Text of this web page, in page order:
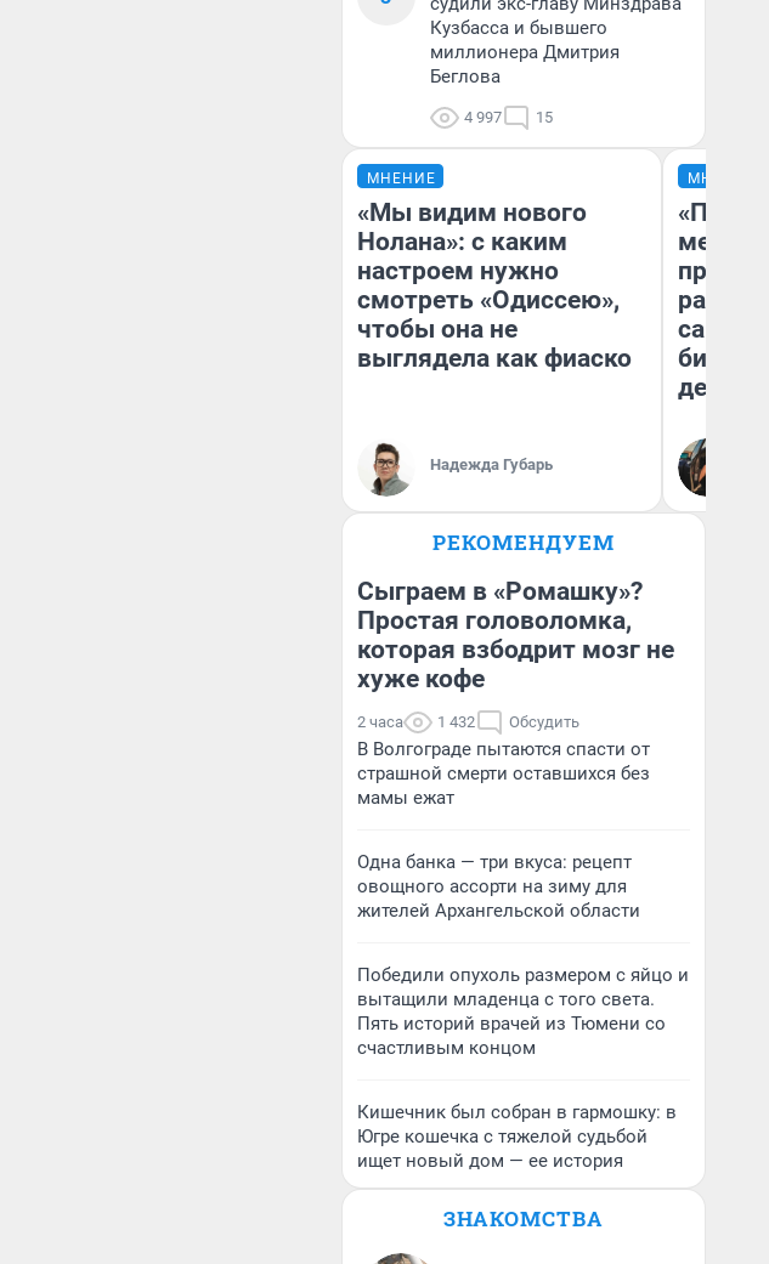
Кузбасса и бывшего
миллионера Дмитрия
Беглова
4 997 15
МНЕНИЕ
«Мы видим нового
Нолана»: с каким
настроем нужно
смотреть «Одиссею»,
чтобы она не
выглядела как фиаско
Надежда Губарь
МНЕНИЕ
самом
РЕКОМЕНДУЕМ
Сыграем в «Ромашку»?
Простая головоломка,
которая взбодрит мозг не
хуже кофе
2 часа 1 432 Обсудить
В Волгограде пытаются спасти от
страшной смерти оставшихся без
мамы ежат
Одна банка — три вкуса: рецепт
овощного ассорти на зиму для
жителей Архангельской области
Победили опухоль размером с яйцо и
вытащили младенца с того света.
Пять историй врачей из Тюмени со
счастливым концом
Кишечник был собран в гармошку: в
Югре кошечка с тяжелой судьбой
ищет новый дом — ее история
ЗНАКОМСТВА